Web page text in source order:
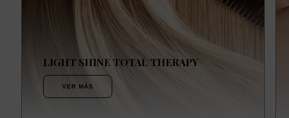
LIGHT SHINE TOTAL THERAPY
VER MÁS